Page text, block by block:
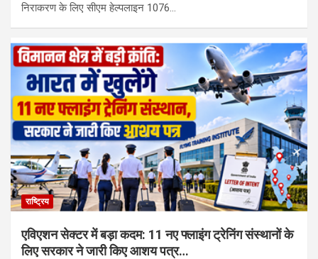
निराकरण के लिए सीएम हेल्पलाइन 1076…
राष्ट्रिय
एविएशन सेक्टर में बड़ा कदम: 11 नए फ्लाइंग ट्रेनिंग संस्थानों के
लिए सरकार ने जारी किए आशय पत्र…